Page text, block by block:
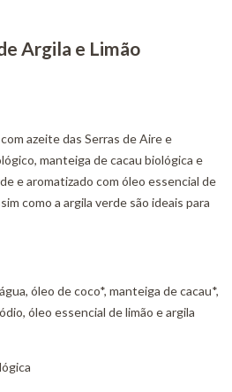
Argila e Limão
azeite das Serras de Aire e
manteiga de cacau biológica e
e aromatizado com óleo essencial de
como a argila verde são ideais para
óleo de coco*, manteiga de cacau*,
óleo essencial de limão e argila